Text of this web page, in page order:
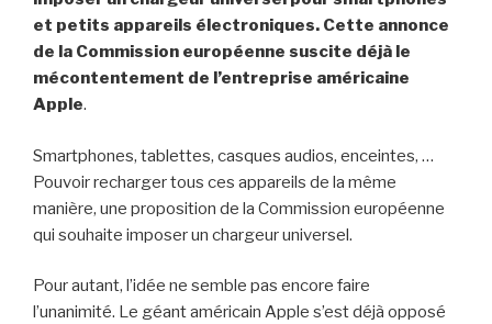
et petits appareils électroniques. Cette annonce
de la Commission européenne suscite déjà le
mécontentement de l’entreprise américaine
Apple.
Smartphones, tablettes, casques audios, enceintes, …
Pouvoir recharger tous ces appareils de la même
manière, une proposition de la Commission européenne
qui souhaite imposer un chargeur universel.
Pour autant, l’idée ne semble pas encore faire
l’unanimité. Le géant américain Apple s’est déjà opposé